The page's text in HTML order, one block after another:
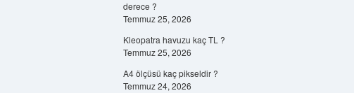
derece ?
Temmuz 25, 2026
Kleopatra havuzu kaç TL ?
Temmuz 25, 2026
A4 ölçüsü kaç pikseldir ?
Temmuz 24, 2026